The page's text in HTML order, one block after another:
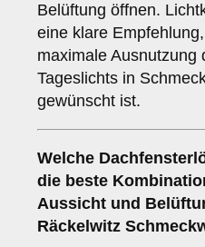
Belüftung öffnen.
eine klare
maximale Ausnutzung
Tageslichts in
gewünscht ist.
Welche
die beste
Aussicht und
Räckelwitz